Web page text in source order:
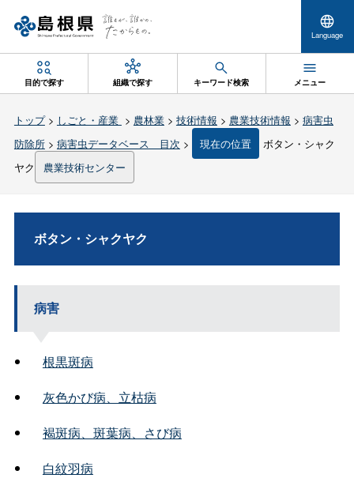
Language
目的で探す 組織で探す キーワード検索 メニュー
トップ> しごと・産業 > 農林業> 技術情報 > 農業技術情報 > 病害虫
防除所> 病害虫データベース 目次 > 現在の位置
ボタン・シャク
ヤク
農業技術センター
ボタン・シャクヤク
病害
根黒斑病
灰色かび病、立枯病
褐斑病、斑葉病、さび病
白紋羽病